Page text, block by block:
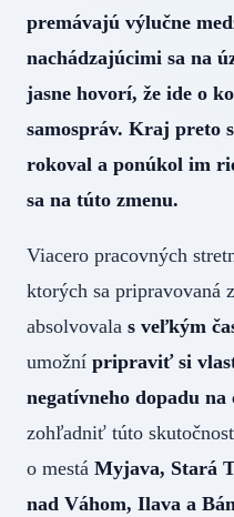
premávajú výlučne
nachádzajúcimi sa na
jasne hovorí, že ide o
samospráv. Kraj preto
rokoval a ponúkol im
sa na túto zmenu.
Viacero pracovných
ktorých sa pripravovaná
absolvovala s veľkým
umožní pripraviť si
negatívneho dopadu na
zohľadniť túto
o mestá Myjava, Stará
nad Váhom, Ilava a